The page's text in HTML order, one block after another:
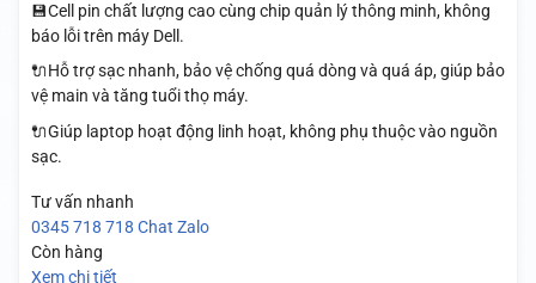
💾Cell pin chất lượng cao cùng chip quản lý thông minh, không
báo lỗi trên máy Dell.
🔌Hỗ trợ sạc nhanh, bảo vệ chống quá dòng và quá áp, giúp bảo
vệ main và tăng tuổi thọ máy.
🔌Giúp laptop hoạt động linh hoạt, không phụ thuộc vào nguồn
sạc.
Tư vấn nhanh
0345 718 718 Chat Zalo
Còn hàng
Xem chi tiết